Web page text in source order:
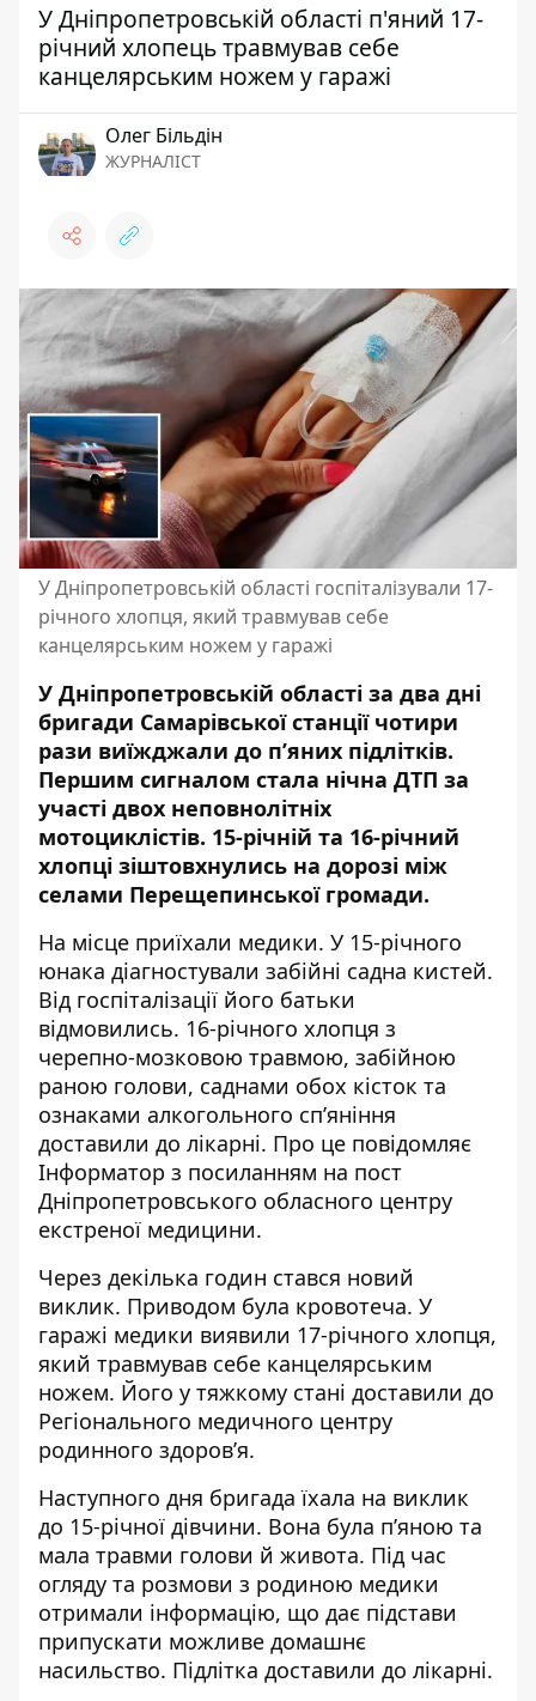
У Дніпропетровській області п'яний 17-
річний хлопець травмував себе
канцелярським ножем у гаражі
Олег Більдін
ЖУРНАЛІСТ
У Дніпропетровській області госпіталізували 17-
річного хлопця, який травмував себе
канцелярським ножем у гаражі
У Дніпропетровській області за два дні
бригади Самарівської станції чотири
рази виїжджали до п’яних підлітків.
Першим сигналом стала нічна ДТП за
участі двох неповнолітніх
мотоциклістів. 15-річній та 16-річний
хлопці зіштовхнулись на дорозі між
селами Перещепинської громади.
На місце приїхали медики. У 15-річного
юнака діагностували забійні садна кистей.
Від госпіталізації його батьки
відмовились. 16-річного хлопця з
черепно-мозковою травмою, забійною
раною голови, саднами обох кісток та
ознаками алкогольного сп’яніння
доставили до лікарні. Про це повідомляє
Інформатор з посиланням на пост
Дніпропетровського обласного центру
екстреної медицини.
Через декілька годин стався новий
виклик. Приводом була кровотеча. У
гаражі медики виявили 17-річного хлопця,
який травмував себе канцелярським
ножем. Його у тяжкому стані доставили до
Регіонального медичного центру
родинного здоров’я.
Наступного дня бригада їхала на виклик
до 15-річної дівчини. Вона була п’яною та
мала травми голови й живота. Під час
огляду та розмови з родиною медики
отримали інформацію, що дає підстави
припускати можливе домашнє
насильство. Підлітка доставили до лікарні.